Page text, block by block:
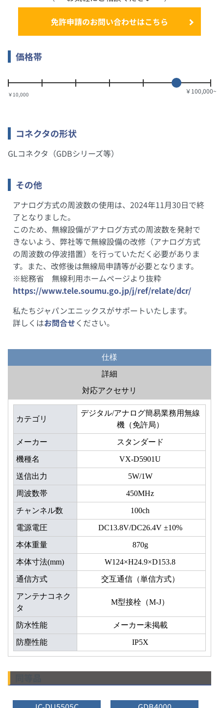
免許申請のお問い合わせはこちら
価格帯
￥10,000
コネクタの形状
GLコネクタ（GDBシリーズ等）
その他
アナログ方式の周波数の使用は、2024年11月30日で終
了となりました。
このため、無線設備がアナログ方式の周波数を発射で
きないよう、弊社等で無線設備の改修（アナログ方式
の周波数の停波措置）を行っていただく必要がありま
す。また、改修後は無線局申請等が必要となります。
※総務省 無線利用ホームページより抜粋
https://www.tele.soumu.go.jp/j/ref/relate/dcr/
私たちジャパンエニックスがサポートいたします。
詳しくはお問合せください。
仕様
詳細
対応アクセサリ
カテゴリ
デジタル/アナログ簡易業務用無線
機（免許局）
メーカー スタンダード
機種名 VX-D5901U
送信出力 5W/1W
周波数帯 450MHz
チャンネル数 100ch
電源電圧 DC13.8V/DC26.4V ±10%
本体重量 870g
本体寸法(mm) W124×H24.9×D153.8
通信方式 交互通信（単信方式）
アンテナコネク
タ
M型接栓（M-J）
防水性能 メーカー未掲載
防塵性能 IP5X